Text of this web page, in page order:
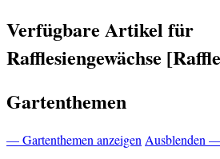
Verfügbare Artikel für
Rafflesiengewächse
Gartenthemen
— Gartenthemen anzeigen Ausblenden